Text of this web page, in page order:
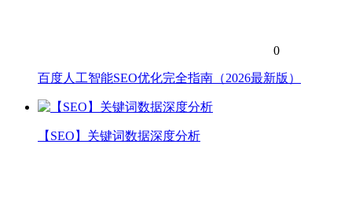
0
百度人工智能SEO优化完全指南（2026最新版）
【SEO】关键词数据深度分析